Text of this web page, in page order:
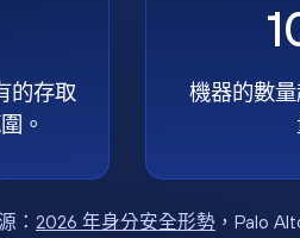
的存取
。
機器的數
： 2026 年身分安全形勢，Palo